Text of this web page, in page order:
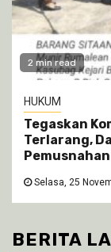
2 min read
HUKUM
Tegaskan
Terlarang,
Selasa, 25
BERITA